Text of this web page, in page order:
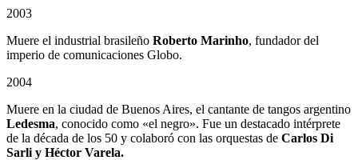
2003
Muere el industrial brasileño Roberto Marinho, fundador del
imperio de comunicaciones Globo.
2004
Muere en la ciudad de Buenos Aires, el cantante de tangos argentino
Ledesma, conocido como «el negro». Fue un destacado intérprete
de la década de los 50 y colaboró con las orquestas de Carlos Di
Sarli y Héctor Varela.